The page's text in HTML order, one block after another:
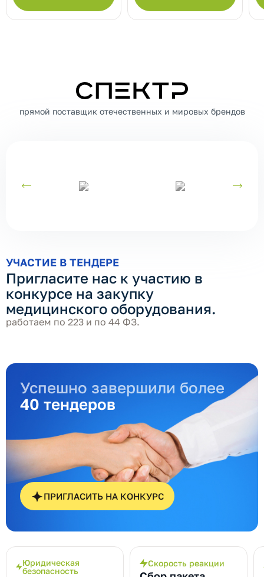
СПЕКТР
прямой поставщик отечественных и мировых брендов
УЧАСТИЕ В ТЕНДЕРЕ
Пригласите нас к участию в
конкурсе на закупку
медицинского оборудования.
работаем по 223 и по 44 ФЗ.
Успешно завершили более
40 тендеров
ПРИГЛАСИТЬ НА КОНКУРС
Юридическая
безопасность
Скорость реакции